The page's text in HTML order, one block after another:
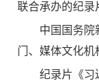
联合承办的纪录
中国国务院
门、媒体文化机
纪录片《习